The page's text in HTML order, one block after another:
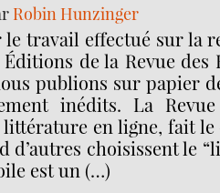
Robin Hunzinger
travail effectué sur la
de la Revue des
publions sur papier
inédits. La Revue
en ligne, fait
d’autres choisissent le
est un (…)